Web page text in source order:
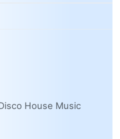
House Music